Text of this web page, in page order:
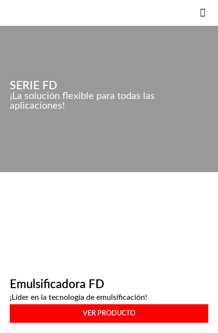
SERIE FD
¡La solución flexible para todas las
aplicaciones!
Emulsificadora FD
¡Líder en la tecnología de emulsificación!
VER PRODUCTO